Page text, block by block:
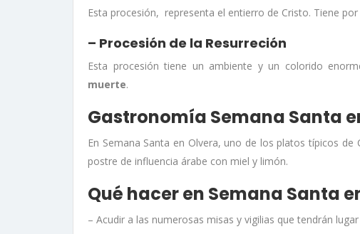
Esta procesión, representa el entierro de Cristo. Tiene
– Procesión de la Resurreción
Esta procesión tiene un ambiente y un colorido
muerte.
Gastronomía Semana Santa
En Semana Santa en Olvera, uno de los platos típicos de
postre de influencia árabe con miel y limón.
Qué hacer en Semana Santa
– Acudir a las numerosas misas y vigilias que tendrán